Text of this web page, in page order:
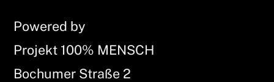
Powered by
Projekt 100% MENSCH
Bochumer Straße 2